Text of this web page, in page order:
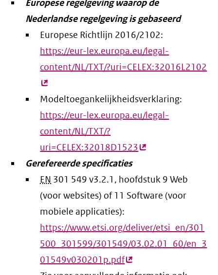
link)
Europese regelgeving waarop de
Nederlandse regelgeving is gebaseerd
Europese Richtlijn 2016/2102:
https://eur-lex.europa.eu/legal-
content/NL/TXT/?uri=CELEX:32016L2102
Modeltoegankelijkheidsverklaring:
https://eur-lex.europa.eu/legal-
content/NL/TXT/?
uri=CELEX:32018D1523 (externe
Gerefereerde specificaties
EN 301 549 v3.2.1, hoofdstuk 9 Web
(voor websites) of 11 Software (voor
mobiele applicaties):
https://www.etsi.org/deliver/etsi_en/301
500_301599/301549/03.02.01_60/en_3
01549v030201p.pdf(externe